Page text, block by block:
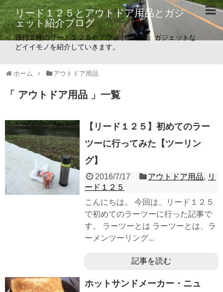
リード１２５とアウトドア用品とガジ
ェット紹介ブログ
原付２種のリード１２５やアウトドア用品、ガジェットな
どイイモノを紹介していきます。
ホーム アウトドア用品
「 アウトドア用品 」一覧
【リード１２５】初めてのラー
ツーに行ってみた【ツーリン
グ】
2016/7/17 アウトドア用品, リ
ード１２５
こんにちは。 今回は、リード１２５
で初めてのラーツーに行った記事で
す。 ラーツーとは ラーツーとは、ラ
ーメンツーリング...
記事を読む
ホットサンドメーカー・ニュ